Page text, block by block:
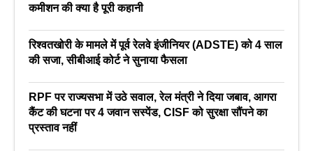
कमीशन की क्या है पूरी कहानी
रिश्वतखोरी के मामले में पूर्व रेलवे इंजीनियर (ADSTE) को 4 साल
की सजा, सीबीआई कोर्ट ने सुनाया फैसला
RPF पर राज्यसभा में उठे सवाल, रेल मंत्री ने दिया जबाव, आगरा
कैंट की घटना पर 4 जवान सस्पेंड, CISF को सुरक्षा सौंपने का
प्रस्ताव नहीं